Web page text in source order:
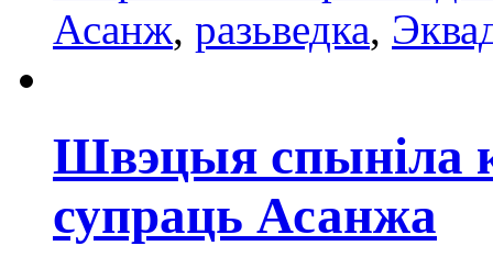
Асанж, разьведка,
Швэцыя спыніла
супраць Асанжа